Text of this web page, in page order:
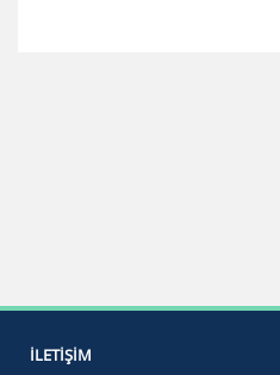
İLETIŞIM